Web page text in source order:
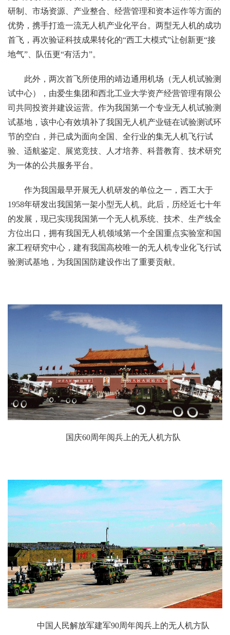
研制、市场资源、产业整合、经营管理和资本运作等方面的
优势，携手打造一流无人机产业化平台。两型无人机的成功
首飞，再次验证科技成果转化的“西工大模式”让创新更“接
地气”、队伍更“有活力”。
此外，两次首飞所使用的靖边通用机场（无人机试验测
试中心），由爱生集团和西北工业大学资产经营管理有限公
司共同投资并建设运营。作为我国第一个专业无人机试验测
试基地，该中心有效填补了我国无人机产业链在试验测试环
节的空白，并已成为面向全国、全行业的集无人机飞行试
验、适航鉴定、展览竞技、人才培养、科普教育、技术研究
为一体的公共服务平台。
作为我国最早开展无人机研发的单位之一，西工大于
1958年研发出我国第一架小型无人机。此后，历经近七十年
的发展，现已实现我国第一个无人机系统、技术、生产线全
方位出口，拥有我国无人机领域第一个全国重点实验室和国
家工程研究中心，建有我国高校唯一的无人机专业化飞行试
验测试基地，为我国国防建设作出了重要贡献。
国庆60周年阅兵上的无人机方队
中国人民解放军建军90周年阅兵上的无人机方队